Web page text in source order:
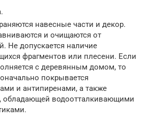
навесные части и декор.
и очищаются от
Не допускается наличие
фрагментов или плесени. Если
с деревянным домом, то
покрывается
и антипиренами, а также
обладающей водоотталкивающими